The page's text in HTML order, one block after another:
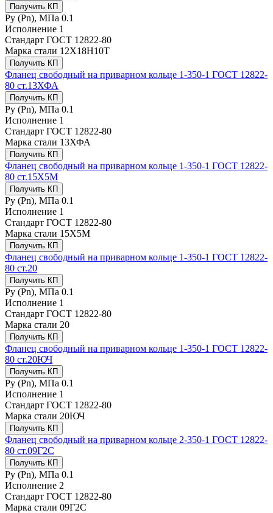
Получить КП
Ру (Рn), МПа 0.1
Исполнение 1
Стандарт ГОСТ 12822-80
Марка стали 12Х18Н10Т
Получить КП
Фланец свободный на приварном кольце 1-350-1 ГОСТ 12822-
80 ст.13ХФА
Получить КП
Ру (Рn), МПа 0.1
Исполнение 1
Стандарт ГОСТ 12822-80
Марка стали 13ХФА
Получить КП
Фланец свободный на приварном кольце 1-350-1 ГОСТ 12822-
80 ст.15Х5М
Получить КП
Ру (Рn), МПа 0.1
Исполнение 1
Стандарт ГОСТ 12822-80
Марка стали 15Х5М
Получить КП
Фланец свободный на приварном кольце 1-350-1 ГОСТ 12822-
80 ст.20
Получить КП
Ру (Рn), МПа 0.1
Исполнение 1
Стандарт ГОСТ 12822-80
Марка стали 20
Получить КП
Фланец свободный на приварном кольце 1-350-1 ГОСТ 12822-
80 ст.20ЮЧ
Получить КП
Ру (Рn), МПа 0.1
Исполнение 1
Стандарт ГОСТ 12822-80
Марка стали 20ЮЧ
Получить КП
Фланец свободный на приварном кольце 2-350-1 ГОСТ 12822-
80 ст.09Г2С
Получить КП
Ру (Рn), МПа 0.1
Исполнение 2
Стандарт ГОСТ 12822-80
Марка стали 09Г2С